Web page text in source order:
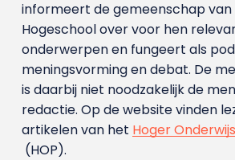
informeert de gemeenschap van
Hogeschool over voor hen
onderwerpen en fungeert als
meningsvorming en debat. De
is daarbij niet noodzakelijk de
redactie. Op de website vinden
artikelen van het Hoger
(HOP).